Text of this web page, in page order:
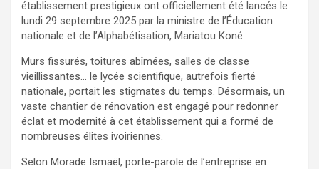
établissement prestigieux ont officiellement été lancés le
lundi 29 septembre 2025 par la ministre de l’Éducation
nationale et de l’Alphabétisation, Mariatou Koné.
Murs fissurés, toitures abîmées, salles de classe
vieillissantes… le lycée scientifique, autrefois fierté
nationale, portait les stigmates du temps. Désormais, un
vaste chantier de rénovation est engagé pour redonner
éclat et modernité à cet établissement qui a formé de
nombreuses élites ivoiriennes.
Selon Morade Ismaël, porte-parole de l’entreprise en